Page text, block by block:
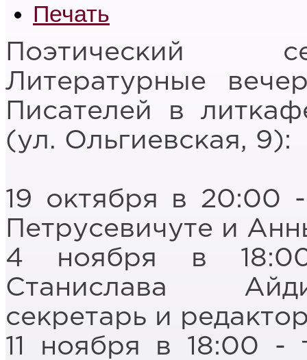
Печать
Поэтический
Литературные
Писателей в
(ул. Ольгиевская, 9):
19 октября в 20:00
Петрусевичуте и
4 ноября в
Станислава
секретарь и
11 ноября в 18:00 -